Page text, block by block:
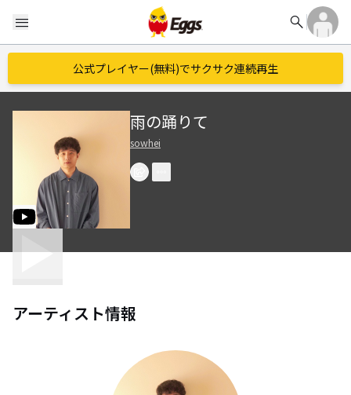
menu search
公式プレイヤー(無料)でサクサク連続再生
雨の踊りて
sowhei
アーティスト情報